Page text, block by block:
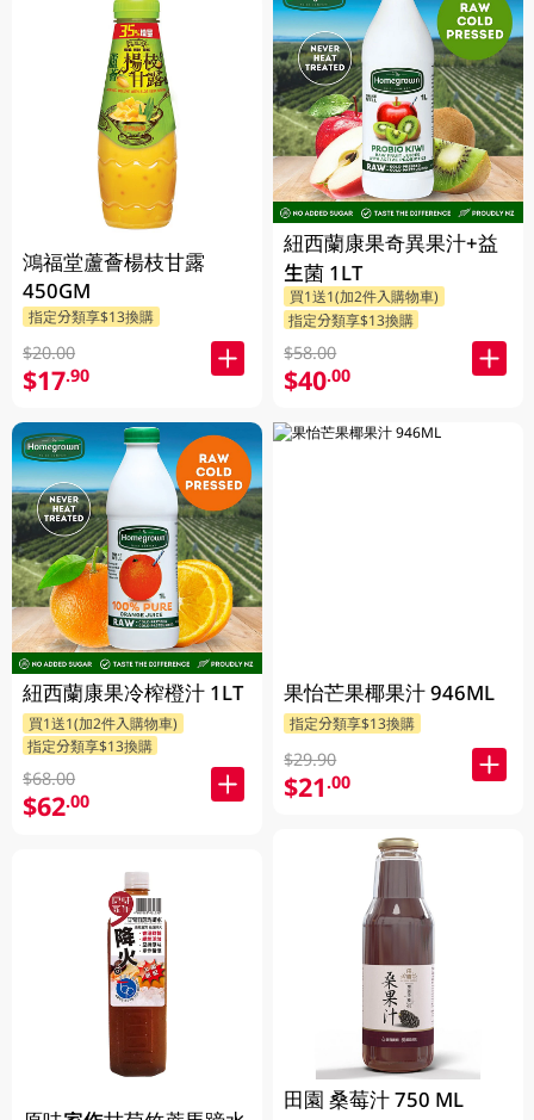
鴻福堂蘆薈楊枝甘露
450GM
指定分類享$13換購
$20.00
$17.90
紐西蘭康果冷榨橙汁 1LT
買1送1(加2件入購物車)
指定分類享$13換購
$68.00
$62.00
紐西蘭康果奇異果汁+益
生菌 1LT
買1送1(加2件入購物車)
指定分類享$13換購
$58.00
$40.00
果怡芒果椰果汁 946ML
指定分類享$13換購
$29.90
$21.00
田園 桑莓汁 750 ML